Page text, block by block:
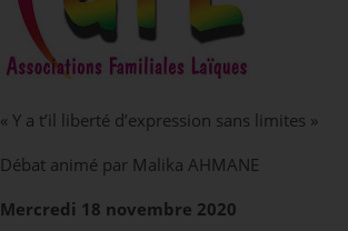
« Y a t’il liberté d’expression sans limites »
Débat animé par Malika AHMANE
Mercredi 18 novembre 2020